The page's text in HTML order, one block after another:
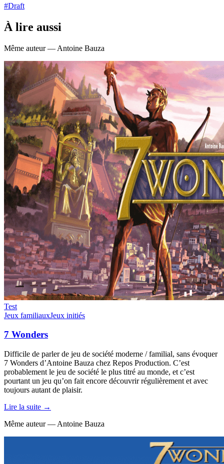
#Draft
À lire aussi
Même auteur — Antoine Bauza
Test
Jeux familiauxJeux initiés
7 Wonders
Difficile de parler de jeu de société moderne / familial, sans évoquer
7 Wonders d’Antoine Bauza chez Repos Production. C’est
probablement le jeu de société le plus titré au monde, et c’est
pourtant un jeu qu’on fait encore découvrir régulièrement et avec
toujours autant de plaisir.
Lire la suite →
Même auteur — Antoine Bauza